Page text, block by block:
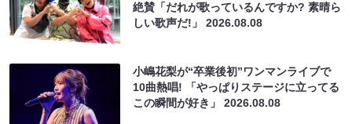
絶賛「だれが歌っているんですか? 素晴ら
しい歌声だ!」2026.08.08
小嶋花梨が“卒業後初”ワンマンライブで
10曲熱唱! 「やっぱりステージに立ってる
この瞬間が好き」2026.08.08